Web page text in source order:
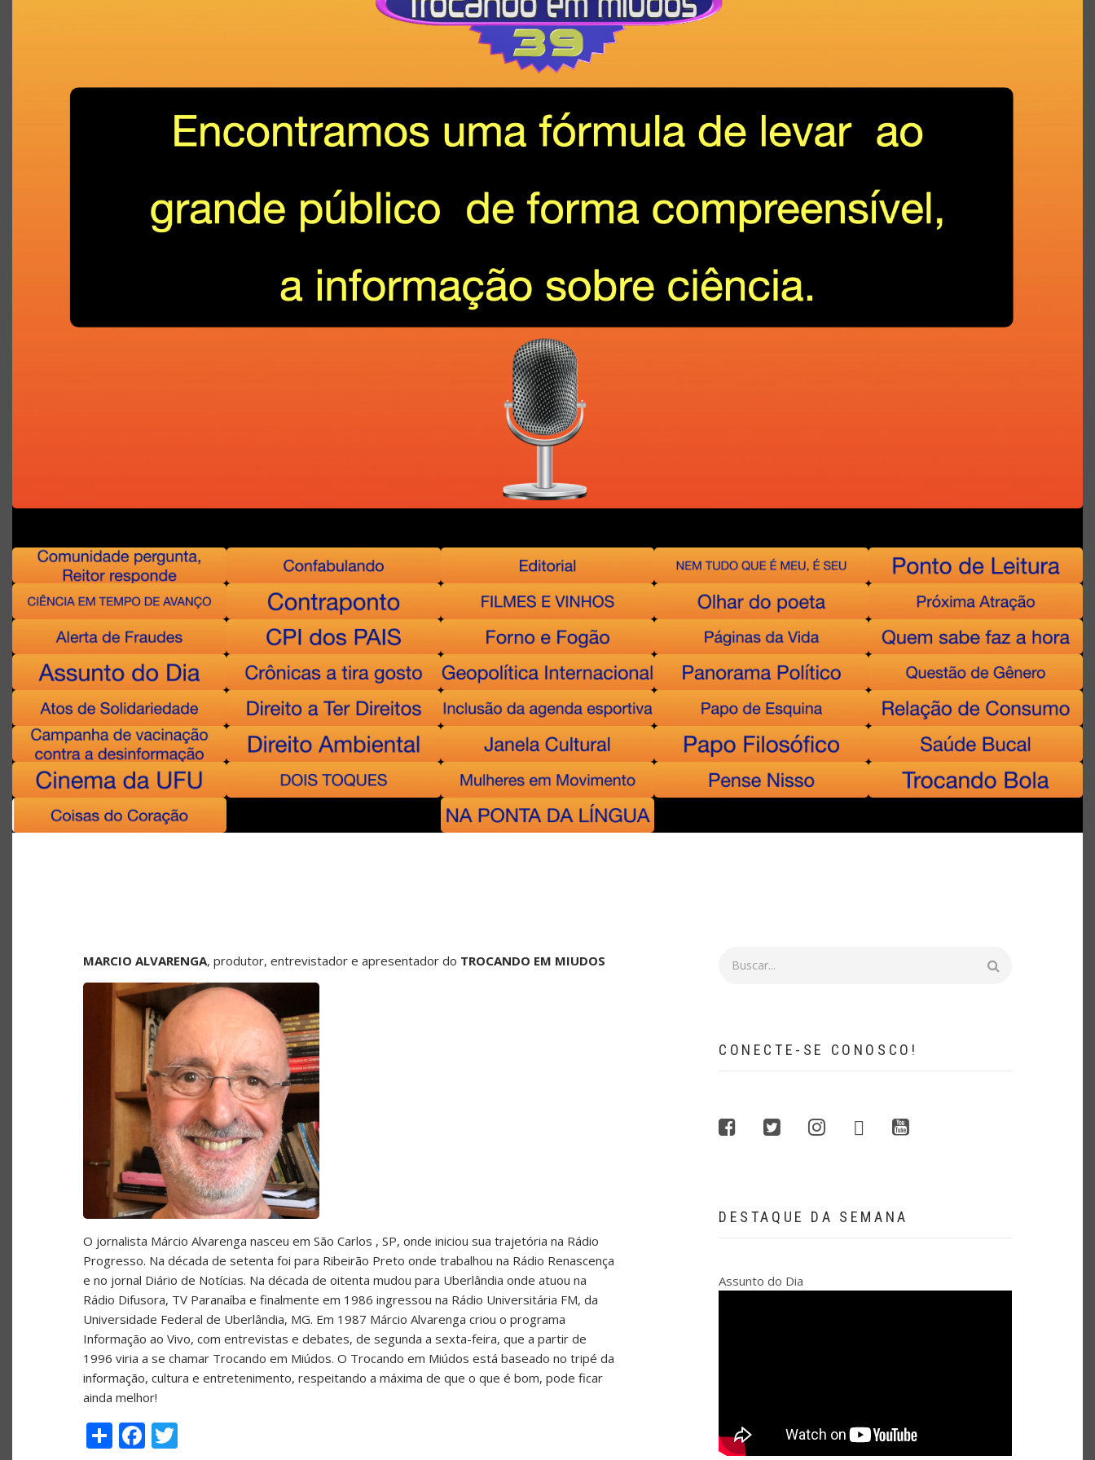
MARCIO ALVARENGA, produtor, entrevistador e apresentador do TROCANDO EM MIUDOS
O jornalista Márcio Alvarenga nasceu em São Carlos , SP, onde iniciou sua trajetória na Rádio
Progresso. Na década de setenta foi para Ribeirão Preto onde trabalhou na Rádio Renascença
e no jornal Diário de Notícias. Na década de oitenta mudou para Uberlândia onde atuou na
Rádio Difusora, TV Paranaíba e finalmente em 1986 ingressou na Rádio Universitária FM, da
Universidade Federal de Uberlândia, MG. Em 1987 Márcio Alvarenga criou o programa
Informação ao Vivo, com entrevistas e debates, de segunda a sexta-feira, que a partir de
1996 viria a se chamar Trocando em Miúdos. O Trocando em Miúdos está baseado no tripé da
informação, cultura e entretenimento, respeitando a máxima de que o que é bom, pode ficar
ainda melhor!
ShareFacebook
CONECTE-SE CONOSCO!
facebooktwitterinstagramwhatsappyoutube
DESTAQUE DA SEMANA
Assunto do Dia